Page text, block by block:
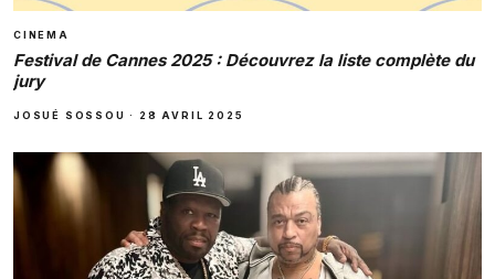
CINEMA
Festival de Cannes 2025 : Découvrez la liste complète du
jury
JOSUÉ SOSSOU · 28 AVRIL 2025